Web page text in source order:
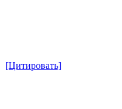
[Цитировать]